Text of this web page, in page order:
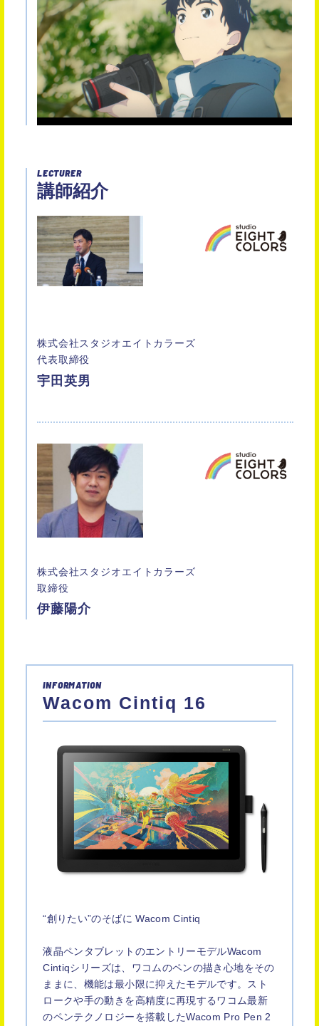
LECTURER
講師紹介
株式会社スタジオエイトカラーズ
代表取締役
宇田英男
株式会社スタジオエイトカラーズ
取締役
伊藤陽介
INFORMATION
Wacom Cintiq 16
“創りたい”のそばに Wacom Cintiq
液晶ペンタブレットのエントリーモデルWacom
Cintiqシリーズは、ワコムのペンの描き心地をその
ままに、機能は最小限に抑えたモデルです。スト
ロークや手の動きを高精度に再現するワコム最新
のペンテクノロジーを搭載したWacom Pro Pen 2